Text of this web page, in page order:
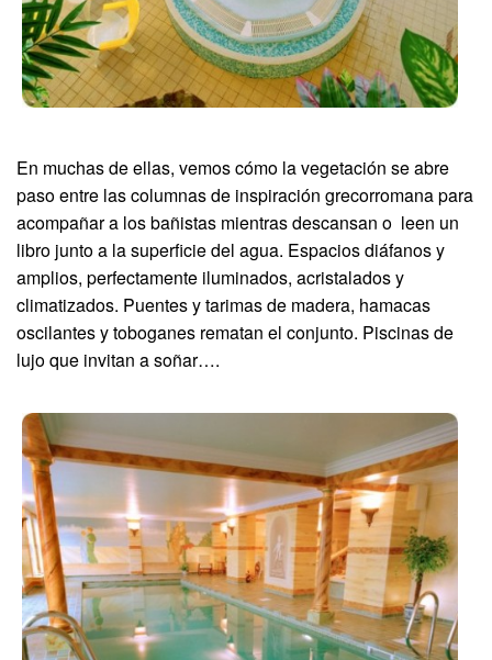
En muchas de ellas, vemos cómo la vegetación se abre
paso entre las columnas de inspiración grecorromana para
acompañar a los bañistas mientras descansan o leen un
libro junto a la superficie del agua. Espacios diáfanos y
amplios, perfectamente iluminados, acristalados y
climatizados. Puentes y tarimas de madera, hamacas
oscilantes y toboganes rematan el conjunto. Piscinas de
lujo que invitan a soñar….